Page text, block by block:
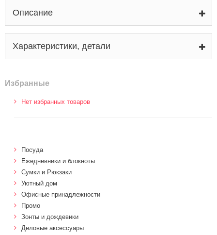
Описание
Характеристики, детали
Избранные
Нет избранных товаров
Посуда
Ежедневники и блокноты
Сумки и Рюкзаки
Уютный дом
Офисные принадлежности
Промо
Зонты и дождевики
Деловые аксессуары